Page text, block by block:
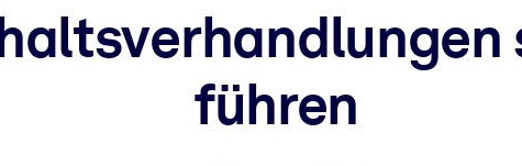
LXP pour de meilleurs résultats d'apprentissage.
führen